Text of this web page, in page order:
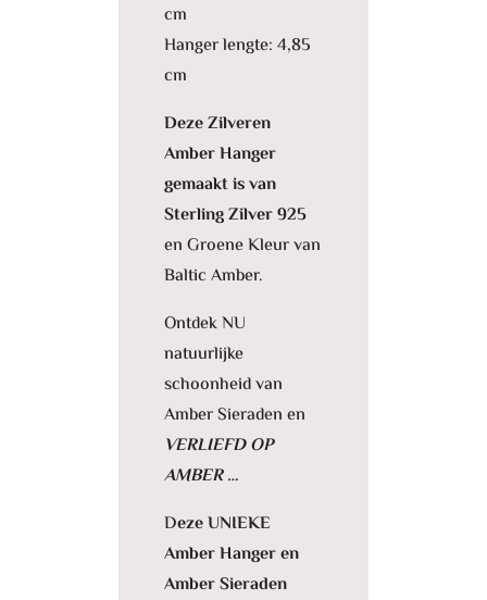
cm
Hanger lengte: 4,85
cm
Deze Zilveren
Amber Hanger
gemaakt is van
Sterling Zilver 925
en Groene Kleur van
Baltic Amber.
Ontdek NU
natuurlijke
schoonheid van
Amber Sieraden en
VERLIEFD OP
AMBER …
Deze UNIEKE
Amber Hanger en
Amber Sieraden